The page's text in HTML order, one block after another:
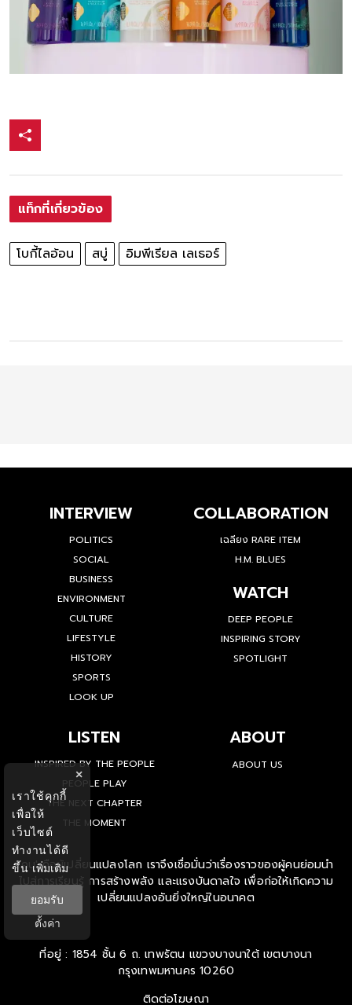
แท็กที่เกี่ยวข้อง
โบกี้ไลอ้อน สบู่ อิมพีเรียล เลเธอร์
INTERVIEW
POLITICS
SOCIAL
BUSINESS
ENVIRONMENT
CULTURE
LIFESTYLE
HISTORY
SPORTS
LOOK UP
COLLABORATION
เฉลียง RARE ITEM
H.M. BLUES
WATCH
DEEP PEOPLE
INSPIRING STORY
SPOTLIGHT
LISTEN
INSPIRED BY THE PEOPLE
PEOPLE PLAY
THE NEXT CHAPTER
THE MOMENT
ABOUT
ABOUT US
'คน' คือผู้เปลี่ยนแปลงโลก เราจึงเชื่อมั่นว่าเรื่องราวของผู้คนย่อมนำ
ไปสู่การเรียนรู้ การสร้างพลัง และแรงบันดาลใจ เพื่อก่อให้เกิดความ
เปลี่ยนแปลงอันยิ่งใหญ่ในอนาคต
ที่อยู่ : 1854 ชั้น 6 ถ. เทพรัตน แขวงบางนาใต้ เขตบางนา
กรุงเทพมหานคร 10260
ติดต่อโฆษณา
×
เราใช้คุกกี้
เพื่อให้
เว็บไซต์
ทำงานได้ดี
ขึ้นเพิ่มเติม
ยอมรับ
ตั้งค่า